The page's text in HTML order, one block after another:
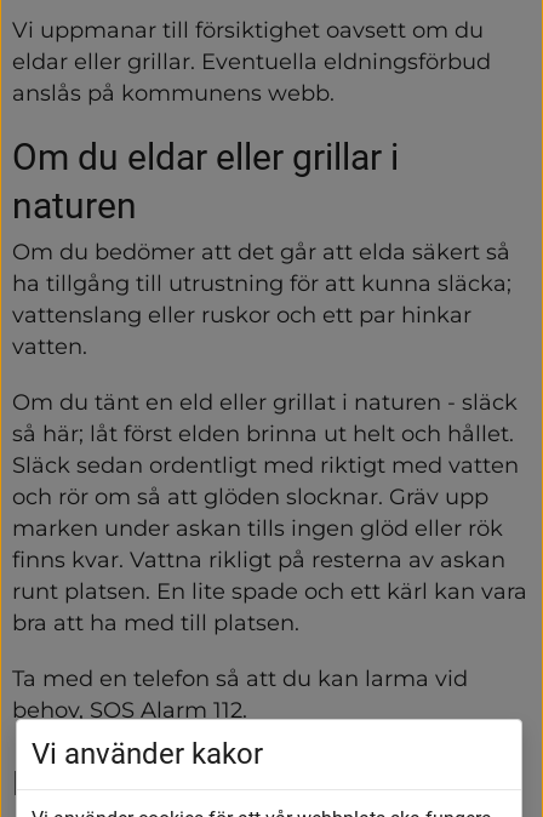
Vi uppmanar till försiktighet oavsett om du
eldar eller grillar. Eventuella eldningsförbud
anslås på kommunens webb.
Om du eldar eller grillar i
naturen
Om du bedömer att det går att elda säkert så
ha tillgång till utrustning för att kunna släcka;
vattenslang eller ruskor och ett par hinkar
vatten.
Om du tänt en eld eller grillat i naturen - släck
så här; låt först elden brinna ut helt och hållet.
Släck sedan ordentligt med riktigt med vatten
och rör om så att glöden slocknar. Gräv upp
marken under askan tills ingen glöd eller rök
finns kvar. Vattna rikligt på resterna av askan
runt platsen. En lite spade och ett kärl kan vara
bra att ha med till platsen.
Ta med en telefon så att du kan larma vid
behov, SOS Alarm 112.
Råd till dig som ska elda
Vi använder kakor